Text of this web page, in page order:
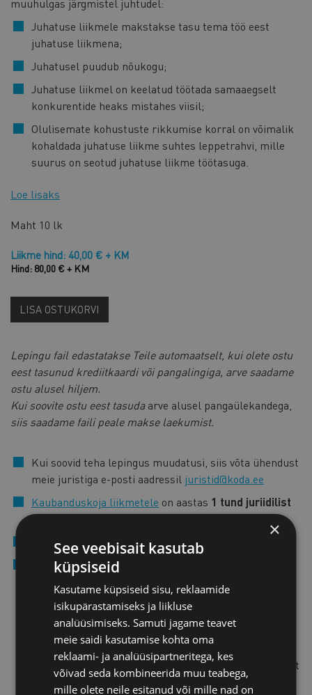
muuhulgas järgmistel juhtudel:
Juhatuse liikmele makstakse tasu tema töö eest
juhatuse liikmena;
Juhatusel puudub nõukogu;
Juhatuse liikmel on keelatud töötada samaaegselt
konkurentide heaks mistahes viisil;
Olulisemate kohustuste rikkumise korral on võimalik
kohaldada juhatuse liikme suhtes leppetrahvi, mille
suurus on seotud juhatuse liikme töötasuga.
Loe lisaks
Maht 10 lk
Liikme hind: 40,00 € + KM
Hind: 80,00 € + KM
LISA OSTUKORVI
Lepingu fail edastatakse Teile automaatselt, kui olete ostu
eest tasunud krediitkaardi või pangalingiga, arve saadame
ostu alusel hiljem.
Kui soovite ostu eest tasudaarve alusel pangaülekandega,
siis saadame faili peale makse laekumist.
Kui soovid teha lepingus muudatusi, siis võta ühendust
meie juristiga e-posti aadressil juristid@koda.ee
Kaubanduskoja liikmetele on aastas 1 tund juriidilist
konsultatsiooni tasuta,lisaks muid olulisi eeliseid.
Mida lepingu sõlmimisel silmas pidada?
Tellitud lepingute ning selles sisalduva teabe
reprodutseerimine, levitamine ja mis tahes muul viisil
kolmandatele isikutele üle andmine ilma Eesti
Kaubandus-Tööstuskoja eelneva kirjaliku loata on
keelatud. Lepingu tellijal on lubatud lepingu sisu
avaldada üksnes isikutele, kellega lepingu tellija
käesolevat lepingupõhja aluseks võttes soovib lepingut
sõlmida.
×
See veebisait kasutab
küpsiseid
Kasutame küpsiseid sisu, reklaamide
isikupärastamiseks ja liikluse
analüüsimiseks. Samuti jagame teavet
meie saidi kasutamise kohta oma
reklaami- ja analüüsipartneritega, kes
võivad seda kombineerida muu teabega,
mille olete neile esitanud või mille nad on